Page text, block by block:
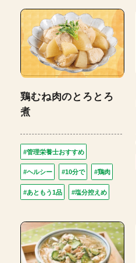
鶏むね肉のとろとろ
煮
#管理栄養士おすすめ
#ヘルシー #10分で #鶏肉
#あともう1品 #塩分控えめ